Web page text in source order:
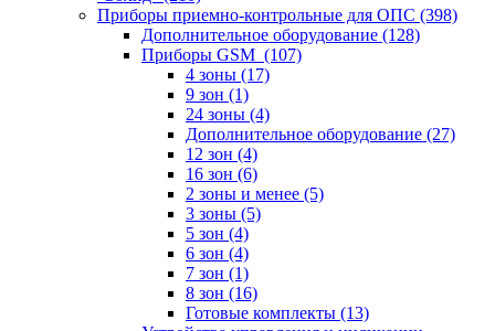
Приборы приемно-контрольные для ОПС (398)
Дополнительное оборудование (128)
Приборы GSM (107)
4 зоны (17)
9 зон (1)
24 зоны (4)
Дополнительное оборудование (27)
12 зон (4)
16 зон (6)
2 зоны и менее (5)
3 зоны (5)
5 зон (4)
6 зон (4)
7 зон (1)
8 зон (16)
Готовые комплекты (13)